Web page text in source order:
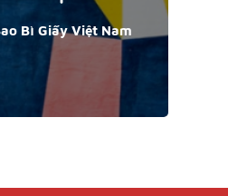
Bì Giấy Việt Nam